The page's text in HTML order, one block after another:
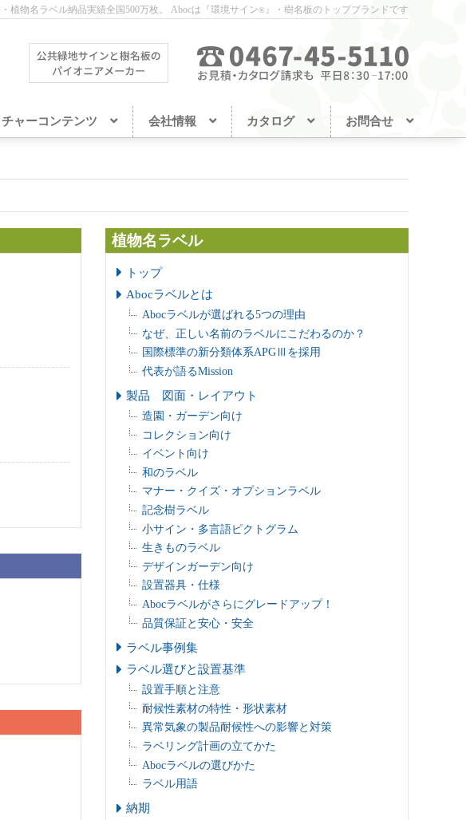
植物名ラベル納品実績全国500万枚。 Abocは『環境サイン® 』・樹名板のトップブランドです
ャーコンテンツ 会社情報 カタログ お問合せ
植物名ラベル
トップ
Abocラベルとは
Abocラベルが選ばれる5つの理由
なぜ、正しい名前のラベルにこだわるのか？
国際標準の新分類体系APGⅢを採用
代表が語るMission
製品 図面・レイアウト
造園・ガーデン向け
コレクション向け
イベント向け
和のラベル
マナー・クイズ・オプションラベル
記念樹ラベル
小サイン・多言語ピクトグラム
生きものラベル
デザインガーデン向け
設置器具・仕様
Abocラベルがさらにグレードアップ！
品質保証と安心・安全
ラベル事例集
ラベル選びと設置基準
設置手順と注意
耐候性素材の特性・形状素材
異常気象の製品耐候性への影響と対策
ラベリング計画の立てかた
Abocラベルの選びかた
ラベル用語
納期